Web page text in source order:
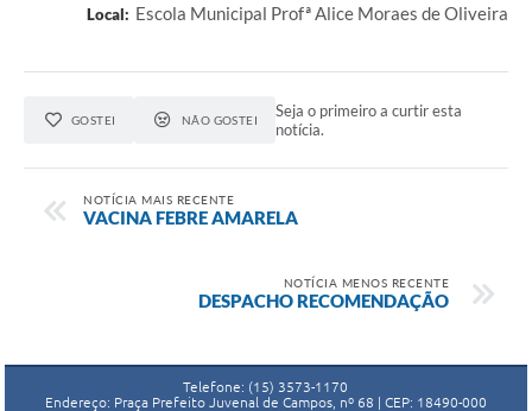
Local: Escola Municipal Profª Alice Moraes de Oliveira
GOSTEI NÃO GOSTEI
Seja o primeiro a curtir esta
notícia.
NOTÍCIA MAIS RECENTE
VACINA FEBRE AMARELA
NOTÍCIA MENOS RECENTE
DESPACHO RECOMENDAÇÃO
Telefone: (15) 3573-1170
Endereço: Praça Prefeito Juvenal de Campos, nº 68 | CEP: 18490-000